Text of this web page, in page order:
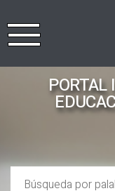
PORTAL